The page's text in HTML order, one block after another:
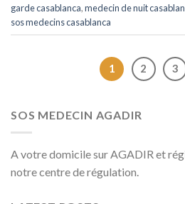
garde casablanca,medecin de nuit
sos medecins casablanca
1 2 3
SOS MEDECIN AGADIR
A votre domicile sur AGADIR et
notre centre de régulation.